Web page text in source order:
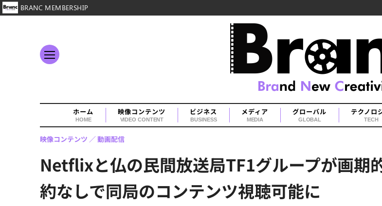
ホーム
HOME
映像コンテンツ
VIDEO CONTENT
ビジネス
BUSINESS
メディア
MEDIA
グローバル
GLOBAL
テクノロ
TECH
Netflixと仏の民間放送局TF1グループが画期
約なしで同局のコンテンツ視聴可能に
映像コンテンツ 動画配信
BRANC MEMBERSHIP